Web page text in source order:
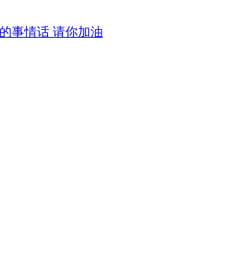
事情话 请你加油